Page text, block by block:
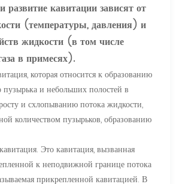
развитие кавитации зависят от
(температуры, давления) и
жидкости (в том числе
в примесях).
которая относится к образованию
пузырька и небольших полостей в
и схлопыванию потока жидкости,
количеством пузырьков, образованию
Это кавитация, вызванная
к неподвижной границе потока
прикрепленной кавитацией. В